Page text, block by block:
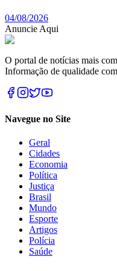
04/08/2026
Anuncie Aqui
O portal de notícias mais
Informação de qualidade
Navegue no Site
Geral
Cidades
Economia
Política
Justiça
Brasil
Mundo
Esporte
Artigos
Polícia
Saúde